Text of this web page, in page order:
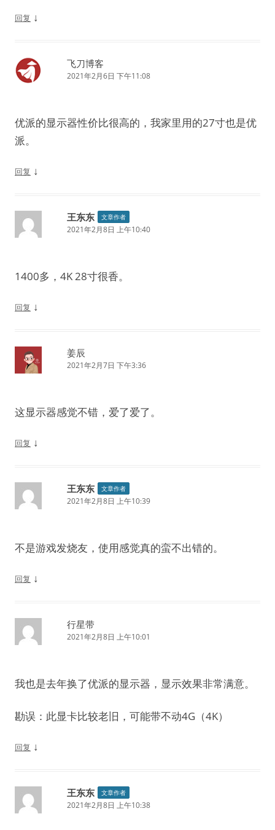
回复 ↓
飞刀博客
2021年2月6日 下午11:08
优派的显示器性价比很高的，我家里用的27寸也是优
派。
回复 ↓
王东东 文章作者
2021年2月8日 上午10:40
1400多，4K 28寸很香。
回复 ↓
姜辰
2021年2月7日 下午3:36
这显示器感觉不错，爱了爱了。
回复 ↓
王东东 文章作者
2021年2月8日 上午10:39
不是游戏发烧友，使用感觉真的蛮不出错的。
回复 ↓
行星带
2021年2月8日 上午10:01
我也是去年换了优派的显示器，显示效果非常满意。
勘误：此显卡比较老旧，可能带不动4G（4K）
回复 ↓
王东东 文章作者
2021年2月8日 上午10:38